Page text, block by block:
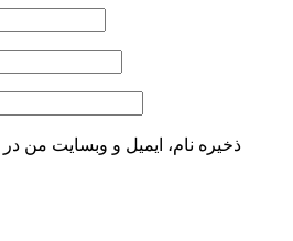
ذخیره نام، ایمیل و وبسایت من